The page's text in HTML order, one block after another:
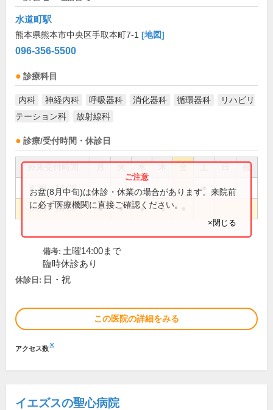
水道町駅
熊本県熊本市中央区手取本町7-1 [地図]
096-356-5500
診療科目
内科 神経内科 呼吸器科 消化器科 循環器科
リハビリ
テーション科
放射線科
診療/受付時間・休診日
祝
8:30～14:00
8:30～18:00 ● ● ● ●
お盆(8月中旬)は休診・休業の場合があります。来院前
に必ず医療機関に直接ご確認ください。
×閉じる
備考: 土曜14:00まで
臨時休診あり
休診日: 日・祝
この医院の詳細をみる
アクセス数※
イエズスの聖心病院